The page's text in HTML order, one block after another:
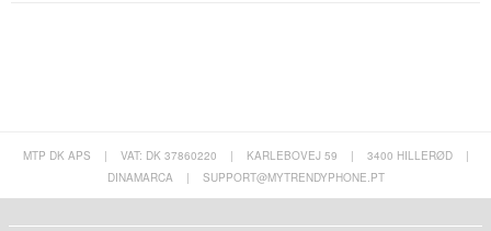
MTP DK APS | VAT: DK 37860220 | KARLEBOVEJ 59 | 3400 HILLERØD
|
DINAMARCA
| SUPPORT@MYTRENDYPHONE.PT